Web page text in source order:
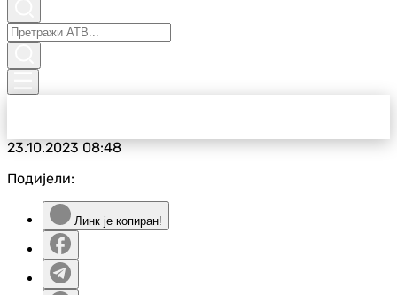
23.10.202308:48
Подијели:
Линк је копиран!